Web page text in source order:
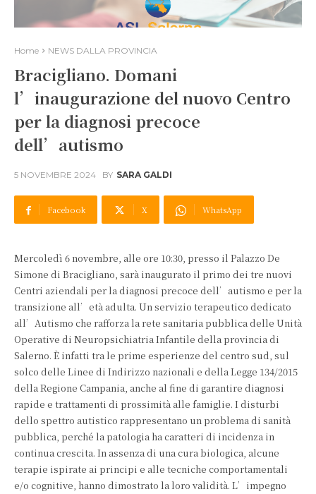
Home NEWS DALLA PROVINCIA
Bracigliano. Domani
l’inaugurazione del nuovo Centro
per la diagnosi precoce
dell’autismo
5 NOVEMBRE 2024 BY SARA GALDI
Facebook X WhatsApp
Mercoledì 6 novembre, alle ore 10:30, presso il Palazzo De
Simone di Bracigliano, sarà inaugurato il primo dei tre nuovi
Centri aziendali per la diagnosi precoce dell’autismo e per la
transizione all’età adulta. Un servizio terapeutico dedicato
all’Autismo che rafforza la rete sanitaria pubblica delle Unità
Operative di Neuropsichiatria Infantile della provincia di
Salerno. È infatti tra le prime esperienze del centro sud, sul
solco delle Linee di Indirizzo nazionali e della Legge 134/2015
della Regione Campania, anche al fine di garantire diagnosi
rapide e trattamenti di prossimità alle famiglie. I disturbi
dello spettro autistico rappresentano un problema di sanità
pubblica, perché la patologia ha caratteri di incidenza in
continua crescita. In assenza di una cura biologica, alcune
terapie ispirate ai principi e alle tecniche comportamentali
e/o cognitive, hanno dimostrato la loro validità. L’impegno